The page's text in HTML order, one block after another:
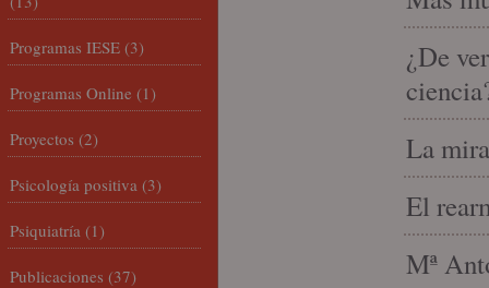
¿De
La
El
Mª
Programas IESE (3)
Programas Online (1)
Proyectos (2)
Psicología positiva (3)
Psiquiatría (1)
Publicaciones (37)